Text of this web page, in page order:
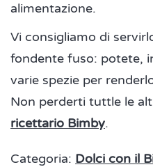
alimentazione.
Vi consigliamo di
fondente fuso: potete,
varie spezie per
Non perderti tuttle le
ricettario Bimby.
Categoria: Dolci con il